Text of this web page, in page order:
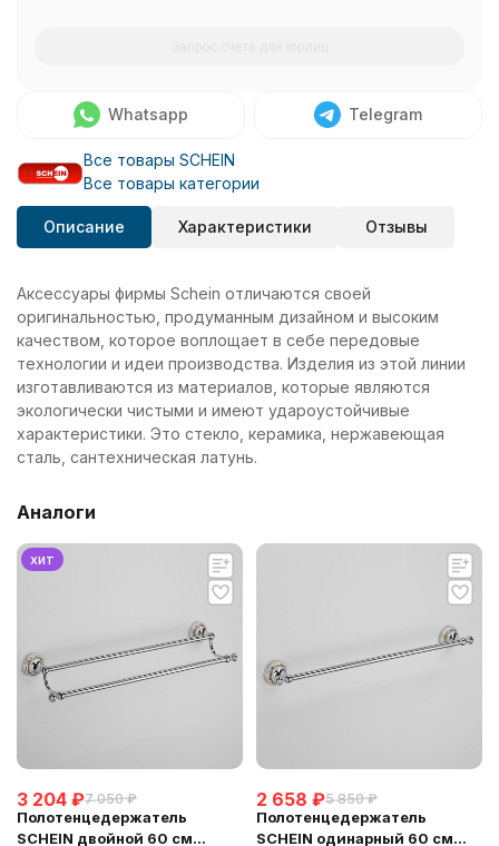
Whatsapp Telegram
Все товары SCHEIN
Все товары категории
Описание Характеристики Отзывы
Аксессуары фирмы Schein отличаются своей
оригинальностью, продуманным дизайном и высоким
качеством, которое воплощает в себе передовые
технологии и идеи производства. Изделия из этой линии
изготавливаются из материалов, которые являются
экологически чистыми и имеют удароустойчивые
характеристики. Это стекло, керамика, нержавеющая
сталь, сантехническая латунь.
Аналоги
хит
3 204 ₽7 050 ₽
Полотенцедержатель
SCHEIN двойной 60 см
2 658 ₽5 850 ₽
Полотенцедержатель
SCHEIN одинарный 60 см